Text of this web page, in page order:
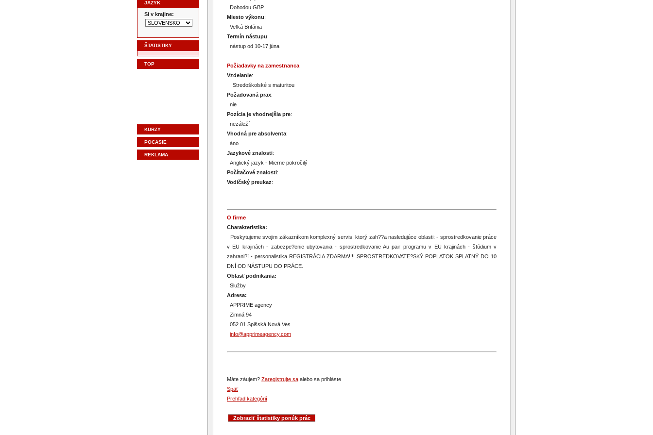
JAZYK
Si v krajine:
ŠTATISTIKY
TOP
KURZY
POCASIE
REKLAMA
Dohodou GBP
Miesto výkonu:
Veľká Británia
Termín nástupu:
nástup od 10-17 júna
Požiadavky na zamestnanca
Vzdelanie:
Stredoškolské s maturitou
Požadovaná prax:
nie
Pozícia je vhodnejšia pre:
nezáleží
Vhodná pre absolventa:
áno
Jazykové znalosti:
Anglický jazyk - Mierne pokročilý
Počítačové znalosti:
Vodičský preukaz:
O firme
Charakteristika:
Poskytujeme svojim zákazníkom komplexný servis, ktorý zah??a nasledujúce oblasti: - sprostredkovanie práce
v EU krajinách - zabezpe?enie ubytovania - sprostredkovanie Au pair programu v EU krajinách - štúdium v
zahrani?í - personalistika REGISTRÁCIA ZDARMA!!!! SPROSTREDKOVATE?SKÝ POPLATOK SPLATNÝ DO 10
DNÍ OD NÁSTUPU DO PRÁCE.
Oblasť podnikania:
Služby
Adresa:
APPRIME agency
Zimná 94
052 01 Spišská Nová Ves
info@apprimeagency.com
Máte záujem? Zaregistrujte sa alebo sa prihláste
Späť
Prehľad kategórií